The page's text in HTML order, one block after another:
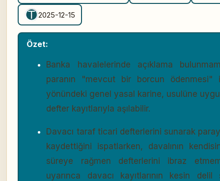
2025-12-15
Özet:
Banka havalelerinde açıklama
paranın "mevcut bir borcun ödenmesi"
yönündeki genel yasal karine, usulüne
defter kayıtlarıyla aşılabilir.
Davacı taraf ticari defterlerini sunarak
kaydettiğini ispatlarken, davalının
süreye rağmen defterlerini ibraz
uyarınca davacı kayıtlarının kesin delil